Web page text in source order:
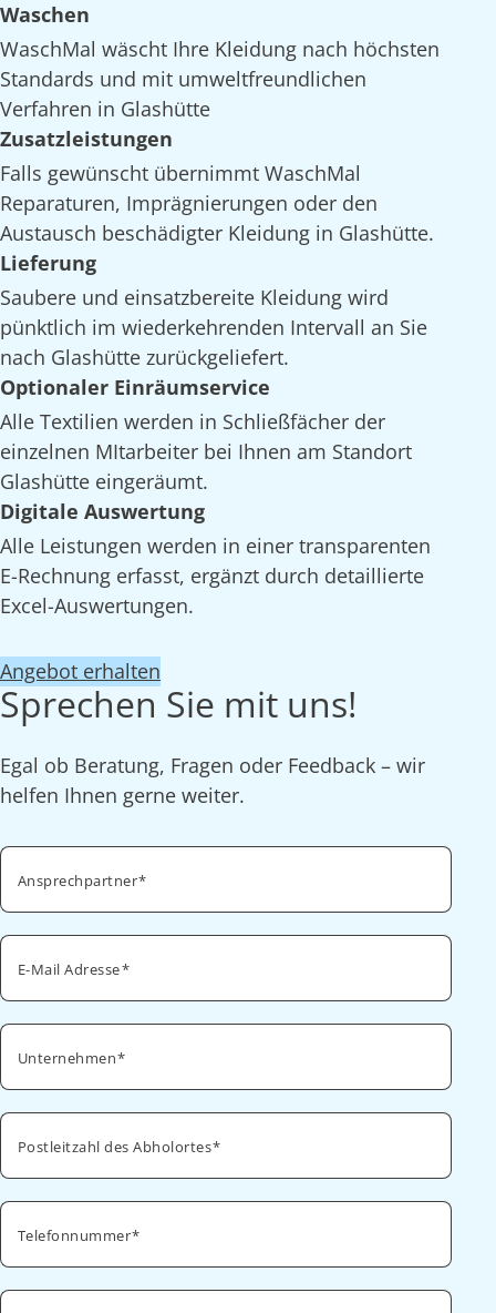
Waschen
WaschMal wäscht Ihre Kleidung nach höchsten
Standards und mit umweltfreundlichen
Verfahren in Glashütte
Zusatzleistungen
Falls gewünscht übernimmt WaschMal
Reparaturen, Imprägnierungen oder den
Austausch beschädigter Kleidung in Glashütte.
Lieferung
Saubere und einsatzbereite Kleidung wird
pünktlich im wiederkehrenden Intervall an Sie
nach Glashütte zurückgeliefert.
Optionaler Einräumservice
Alle Textilien werden in Schließfächer der
einzelnen MItarbeiter bei Ihnen am Standort
Glashütte eingeräumt.
Digitale Auswertung
Alle Leistungen werden in einer transparenten
E-Rechnung erfasst, ergänzt durch detaillierte
Excel-Auswertungen.
Angebot erhalten
Sprechen Sie mit uns!
Egal ob Beratung, Fragen oder Feedback – wir
helfen Ihnen gerne weiter.
Ansprechpartner
E-Mail Adresse
Unternehmen
Postleitzahl des Abholortes
Telefonnummer